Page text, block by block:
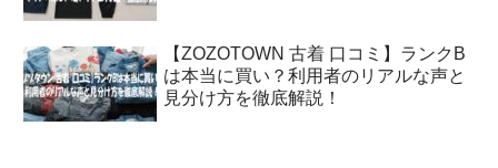
【ZOZOTOWN 古着 口コミ】ランクB
は本当に買い？利用者のリアルな声と
見分け方を徹底解説！